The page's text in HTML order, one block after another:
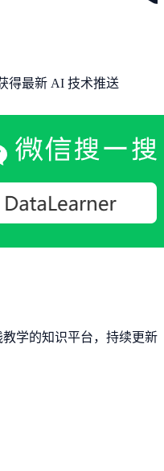
得最新 AI 技术推送
学的知识平台，持续更新